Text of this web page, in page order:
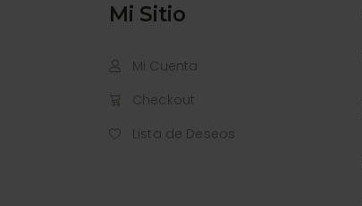
Mi Sitio
Mi Cuenta
Checkout
Lista de Deseos